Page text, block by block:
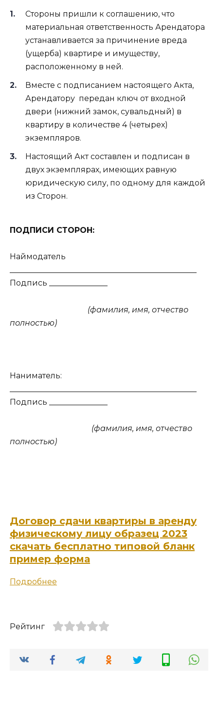
Стороны пришли к соглашению, что
материальная ответственность Арендатора
устанавливается за причинение вреда
(ущерба) квартире и имуществу,
расположенному в ней.
Вместе с подписанием настоящего Акта,
Арендатору передан ключ от входной
двери (нижний замок, сувальдный) в
квартиру в количестве 4 (четырех)
экземпляров.
Настоящий Акт составлен и подписан в
двух экземплярах, имеющих равную
юридическую силу, по одному для каждой
из Сторон.
ПОДПИСИ СТОРОН:
Наймодатель
Подпись _______________
(фамилия, имя, отчество
полностью)
Наниматель:
Подпись _______________
(фамилия, имя, отчество
полностью)
Договор сдачи квартиры в аренду
физическому лицу образец 2023
скачать бесплатно типовой бланк
пример форма
Подробнее
Рейтинг